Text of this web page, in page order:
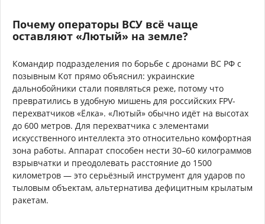
Почему операторы ВСУ всё чаще
оставляют «Лютый» на земле?
Командир подразделения по борьбе с дронами ВС РФ с
позывным Кот прямо объяснил: украинские
дальнобойники стали появляться реже, потому что
превратились в удобную мишень для российских FPV-
перехватчиков «Ёлка». «Лютый» обычно идёт на высотах
до 600 метров. Для перехватчика с элементами
искусственного интеллекта это относительно комфортная
зона работы. Аппарат способен нести 30–60 килограммов
взрывчатки и преодолевать расстояние до 1500
километров — это серьёзный инструмент для ударов по
тыловым объектам, альтернатива дефицитным крылатым
ракетам.